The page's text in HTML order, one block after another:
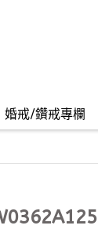
婚戒/鑽戒專欄